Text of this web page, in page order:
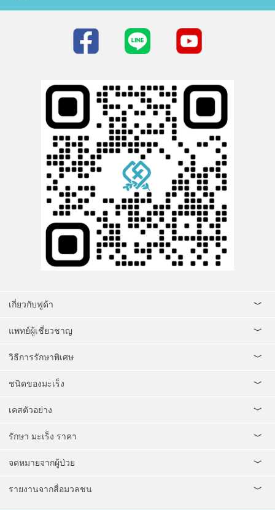
เกี่ยวกับฟูด้า
แพทย์ผู้เชี่ยวชาญ
วิธีการรักษาพิเศษ
ชนิดของมะเร็ง
เคสตัวอย่าง
รักษา มะเร็ง ราคา
จดหมายจากผู้ป่วย
รายงานจากสื่อมวลชน